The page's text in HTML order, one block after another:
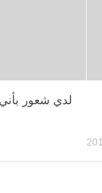
لدي شعور